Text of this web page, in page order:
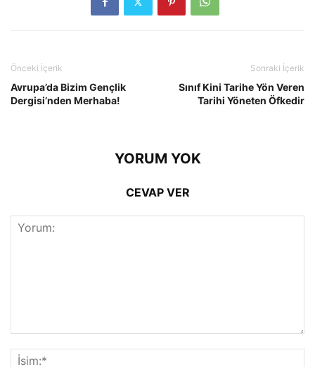
Önceki İçerik
Avrupa’da Bizim Gençlik
Dergisi’nden Merhaba!
Sonraki İçerik
Sınıf Kini Tarihe Yön Veren
Tarihi Yöneten Öfkedir
YORUM YOK
CEVAP VER